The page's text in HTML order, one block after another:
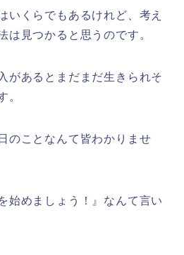
いくらでもあるけれど、考え
は見つかると思うのです。
があるとまだまだ生きられそ
。
のことなんて皆わかりませ
始めましょう！』なんて言い